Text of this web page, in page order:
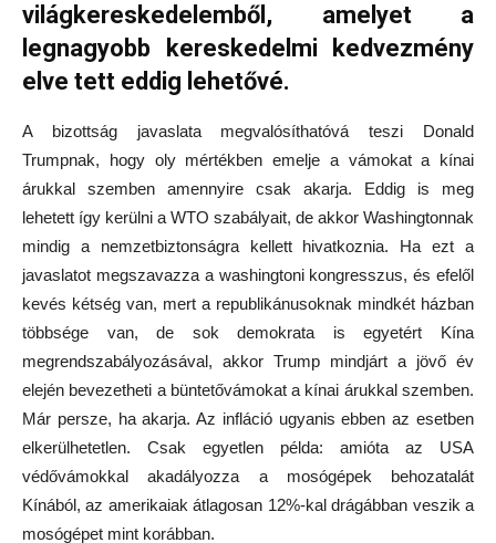
világkereskedelemből, amelyet a
legnagyobb kereskedelmi kedvezmény
elve tett eddig lehetővé.
A bizottság javaslata megvalósíthatóvá teszi Donald
Trumpnak, hogy oly mértékben emelje a vámokat a kínai
árukkal szemben amennyire csak akarja. Eddig is meg
lehetett így kerülni a WTO szabályait, de akkor Washingtonnak
mindig a nemzetbiztonságra kellett hivatkoznia. Ha ezt a
javaslatot megszavazza a washingtoni kongresszus, és efelől
kevés kétség van, mert a republikánusoknak mindkét házban
többsége van, de sok demokrata is egyetért Kína
megrendszabályozásával, akkor Trump mindjárt a jövő év
elején bevezetheti a büntetővámokat a kínai árukkal szemben.
Már persze, ha akarja. Az infláció ugyanis ebben az esetben
elkerülhetetlen. Csak egyetlen példa: amióta az USA
védővámokkal akadályozza a mosógépek behozatalát
Kínából, az amerikaiak átlagosan 12%-kal drágábban veszik a
mosógépet mint korábban.